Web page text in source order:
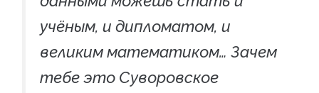
учёным, и дипломатом, и
великим математиком… Зачем
тебе это Суворовское